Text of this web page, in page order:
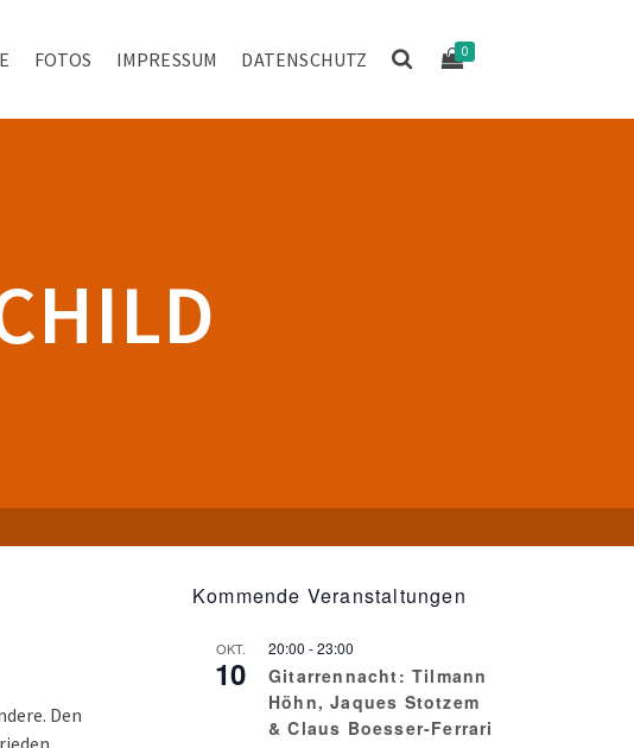
FOTOS IMPRESSUM DATENSCHUTZ 0
Den
Kommende Veranstaltungen
OKT.
10
20:00 -23:00
Gitarrennacht: Tilmann
Höhn, Jaques Stotzem
& Claus Boesser-Ferrari